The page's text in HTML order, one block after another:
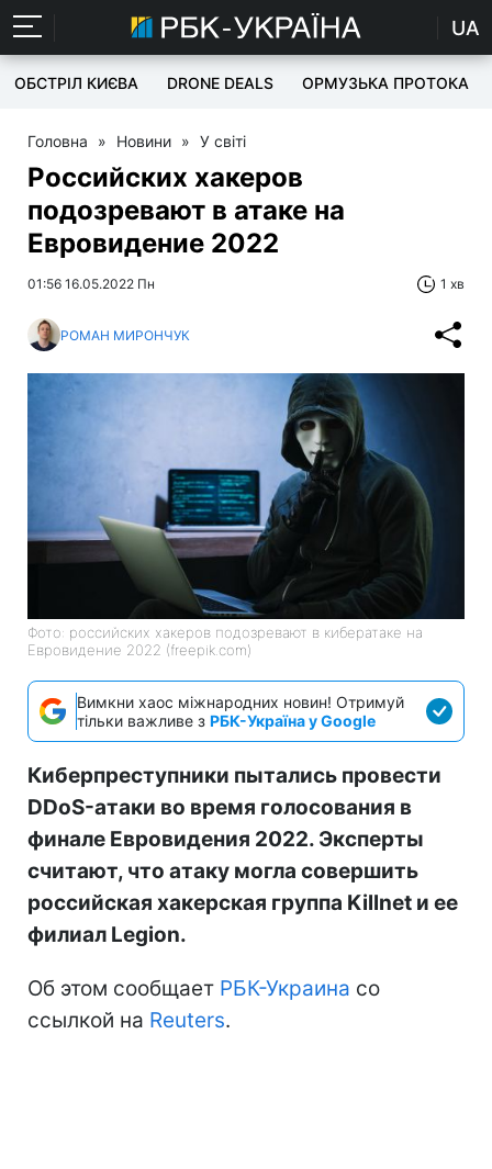
UA
ОБСТРІЛ КИЄВА DRONE DEALS ОРМУЗЬКА ПРОТОКА
Головна » Новини » У світі
Российских хакеров
подозревают в атаке на
Евровидение 2022
01:56 16.05.2022 Пн 1 хв
РОМАН МИРОНЧУК
Фото: российских хакеров подозревают в кибератаке на
Евровидение 2022 (freepik.com)
Вимкни хаос міжнародних новин! Отримуй
тільки важливе з РБК-Україна у Google
Киберпреступники пытались провести
DDoS-атаки во время голосования в
финале Евровидения 2022. Эксперты
считают, что атаку могла совершить
российская хакерская группа Killnet и ее
филиал Legion.
Об этом сообщает РБК-Украина со
ссылкой на Reuters.